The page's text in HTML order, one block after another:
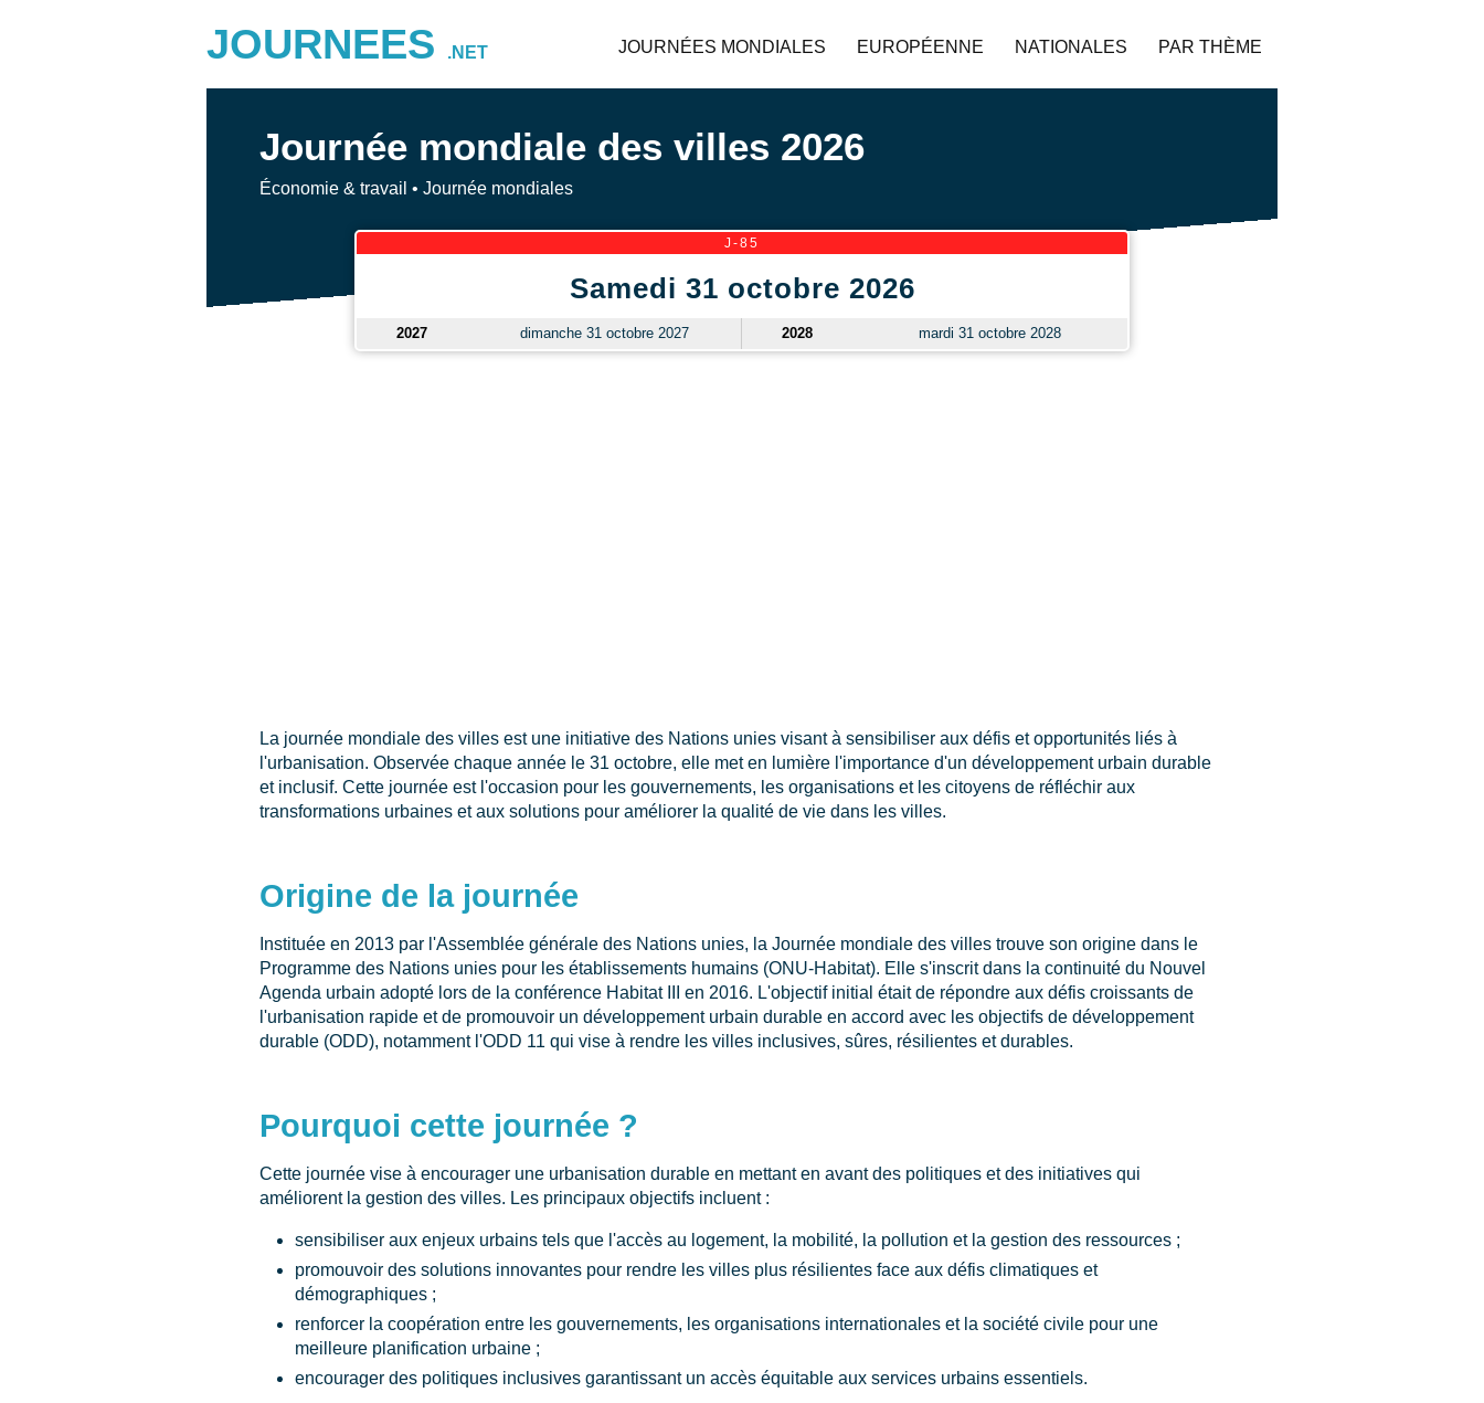
JOURNEES .NET JOURNÉES MONDIALES EUROPÉENNE NATIONALES PAR THÈME
Journée mondiale des villes 2026
Économie & travail • Journée mondiales
J-85
Samedi 31 octobre 2026
2027 dimanche 31 octobre 2027 2028 mardi 31 octobre 2028
La journée mondiale des villes est une initiative des Nations unies visant à sensibiliser aux défis et opportunités liés à
l'urbanisation. Observée chaque année le 31 octobre, elle met en lumière l'importance d'un développement urbain durable
et inclusif. Cette journée est l'occasion pour les gouvernements, les organisations et les citoyens de réfléchir aux
transformations urbaines et aux solutions pour améliorer la qualité de vie dans les villes.
Origine de la journée
Instituée en 2013 par l'Assemblée générale des Nations unies, la Journée mondiale des villes trouve son origine dans le
Programme des Nations unies pour les établissements humains (ONU-Habitat). Elle s'inscrit dans la continuité du Nouvel
Agenda urbain adopté lors de la conférence Habitat III en 2016. L'objectif initial était de répondre aux défis croissants de
l'urbanisation rapide et de promouvoir un développement urbain durable en accord avec les objectifs de développement
durable (ODD), notamment l'ODD 11 qui vise à rendre les villes inclusives, sûres, résilientes et durables.
Pourquoi cette journée ?
Cette journée vise à encourager une urbanisation durable en mettant en avant des politiques et des initiatives qui
améliorent la gestion des villes. Les principaux objectifs incluent :
sensibiliser aux enjeux urbains tels que l'accès au logement, la mobilité, la pollution et la gestion des ressources ;
promouvoir des solutions innovantes pour rendre les villes plus résilientes face aux défis climatiques et
démographiques ;
renforcer la coopération entre les gouvernements, les organisations internationales et la société civile pour une
meilleure planification urbaine ;
encourager des politiques inclusives garantissant un accès équitable aux services urbains essentiels.